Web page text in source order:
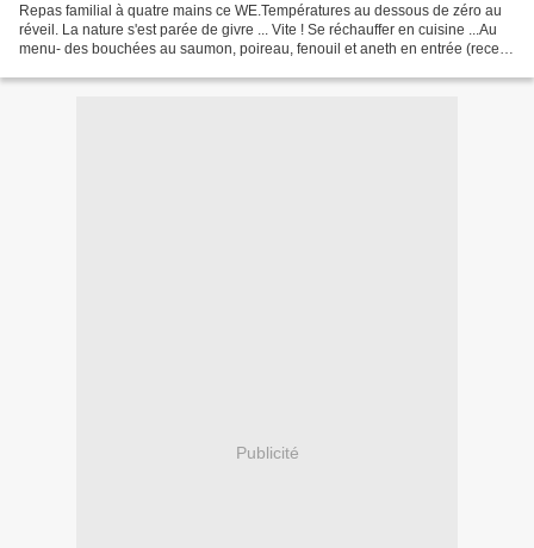
Repas familial à quatre mains ce WE.Températures au dessous de zéro au
réveil. La nature s'est parée de givre ... Vite ! Se réchauffer en cuisine ...Au
menu- des bouchées au saumon, poireau, fenouil et aneth en entrée (recette
Publicité